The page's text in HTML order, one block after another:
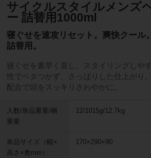
サイクルスタイルメンズ
ー 詰替用1000ml
寝ぐせを速攻リセット。爽快クール
詰替用。
寝ぐせを素早く直し、スタイリングしや
性でベタつかず、さっぱりした仕上がり
配合で頭をスッキリさわやかに。
入数/単品重量/梱
重量
12/1015g/12.7kg
単品サイズ（幅×
高さ×奥mm）
170×290×90